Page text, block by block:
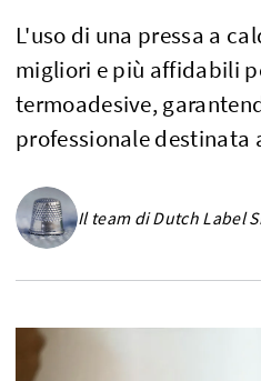
L'uso di una pressa a
migliori e più affidabili
termoadesive,
professionale destinata
Il team di Dutch Label